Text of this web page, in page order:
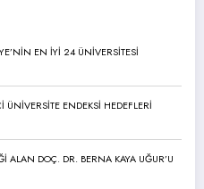
EN İYİ 24 ÜNİVERSİTESİ
ÜNİVERSİTE ENDEKSİ HEDEFLERİ
ALAN DOÇ. DR. BERNA KAYA UĞUR’U